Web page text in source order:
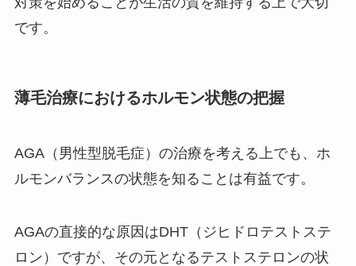
です。
薄毛治療におけるホルモン状態の把握
AGA（男性型脱毛症）の治療を考える上でも、ホ
ルモンバランスの状態を知ることは有益です。
AGAの直接的な原因はDHT（ジヒドロテストステ
ロン）ですが、その元となるテストステロンの状